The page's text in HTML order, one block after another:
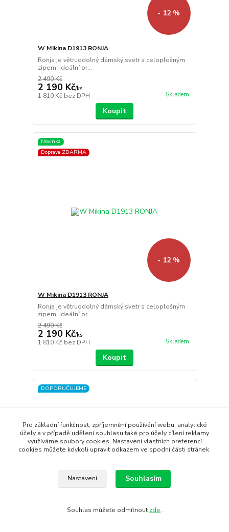
- 12 %
W Mikina D1913 RONJA
Ronja je větruodolný dámský svetr s celoplošným
zipem, ideální pr...
2 490 Kč
2 190 Kč/ks
1 810 Kč bez DPH Skladem
Koupit
Novinka
Doprava ZDARMA
- 12 %
W Mikina D1913 RONJA
Ronja je větruodolný dámský svetr s celoplošným
zipem, ideální pr...
2 490 Kč
2 190 Kč/ks
1 810 Kč bez DPH Skladem
Koupit
DOPORUČUJEME
- 8 %
Pro základní funkčnost, zpříjemnění používání webu, analytické
účely a v případě udělení souhlasu také pro účely cílení reklamy
využíváme soubory cookies. Nastavení vlastních preferencí
cookies můžete kdykoli upravit odkazem ve spodní části stránek.
Nastavení Souhlasím
Souhlas můžete odmítnout zde.